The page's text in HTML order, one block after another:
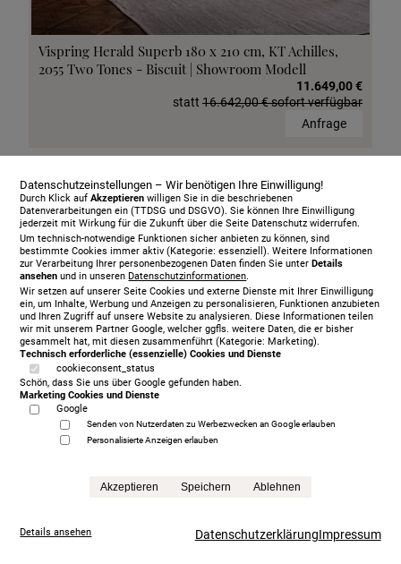
Vispring Herald Superb 180 x 210 cm, KT Achilles,
2055 Two Tones - Biscuit | Showroom Modell
11.649,00 €
statt 16.642,00 € sofort verfügbar
Anfrage
Vispring Baronet Superb 180 x 210 cm, KT Langley
Datenschutzeinstellungen – Wir benötigen Ihre Einwilligung!
Durch Klick aufAkzeptieren willigen Sie in die beschriebenen
Datenverarbeitungen ein (TTDSG und DSGVO). Sie können Ihre Einwilligung
jederzeit mit Wirkung für die Zukunft über die Seite Datenschutz widerrufen.
Um technisch-notwendige Funktionen sicher anbieten zu können, sind
bestimmte Cookies immer aktiv (Kategorie: essenziell). Weitere Informationen
zur Verarbeitung Ihrer personenbezogenen Daten finden Sie unterDetails
ansehen und in unserenDatenschutzinformationen.
Wir setzen auf unserer Seite Cookies und externe Dienste mit Ihrer Einwilligung
ein, um Inhalte, Werbung und Anzeigen zu personalisieren, Funktionen anzubieten
und Ihren Zugriff auf unsere Website zu analysieren. Diese Informationen teilen
wir mit unserem Partner Google, welcher ggfls. weitere Daten, die er bisher
gesammelt hat, mit diesen zusammenführt (Kategorie: Marketing).
Technisch erforderliche (essenzielle) Cookies und Dienste
cookieconsent_status
Schön, dass Sie uns über Google gefunden haben.
Marketing Cookies und Dienste
Google
Senden von Nutzerdaten zu Werbezwecken an Google erlauben
Personalisierte Anzeigen erlauben
Akzeptieren Speichern Ablehnen
Details ansehen DatenschutzerklärungImpressum